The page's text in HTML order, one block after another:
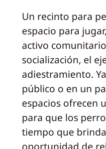
Un recinto para
espacio para
activo
socialización, el
adiestramiento.
público o en un
espacios ofrecen
para que los
tiempo que